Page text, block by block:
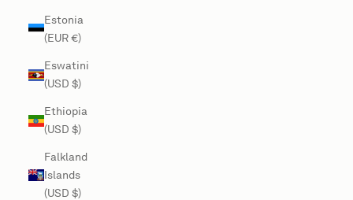
Estonia
(EUR €)
Eswatini
(USD $)
Ethiopia
(USD $)
Falkland
Islands
(USD $)